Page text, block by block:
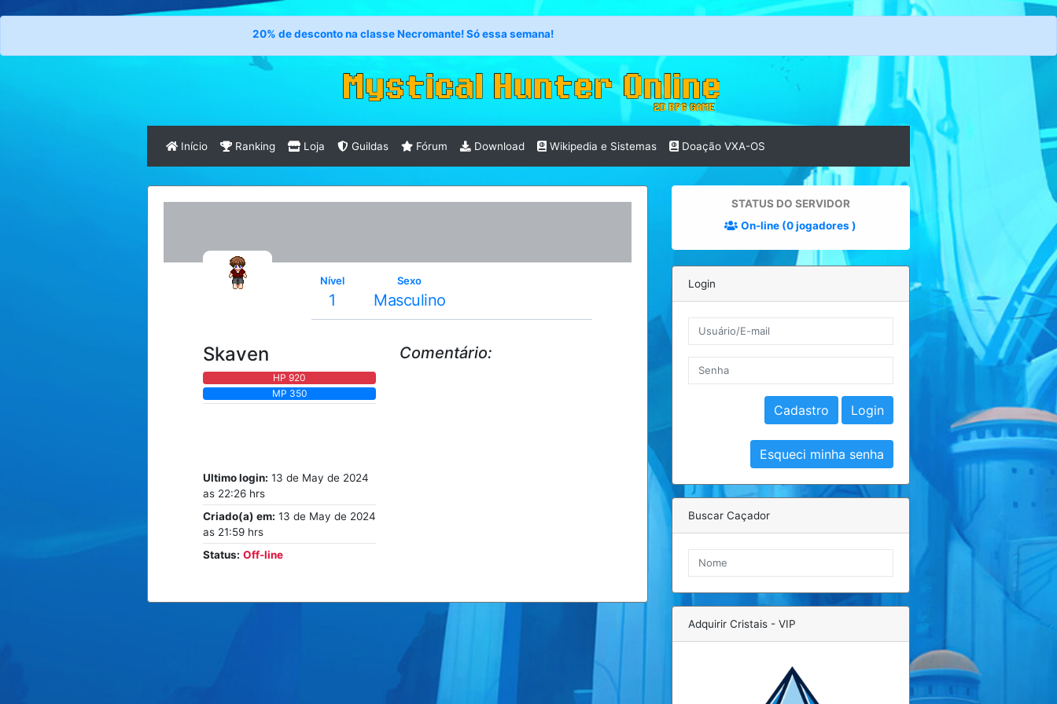
20% de desconto na classe Necromante! Só essa semana!
Início Ranking Loja Guildas Fórum Download Wikipedia e Sistemas Doação VXA-OS
Nível
1
Sexo
Masculino
Skaven
HP 920
MP 350
Ultimo login: 13 de May de 2024
as 22:26 hrs
Criado(a) em: 13 de May de 2024
as 21:59 hrs
Status: Off-line
Comentário:
STATUS DO SERVIDOR
On-line (0 jogadores )
Login
Buscar Caçador
Adquirir Cristais - VIP